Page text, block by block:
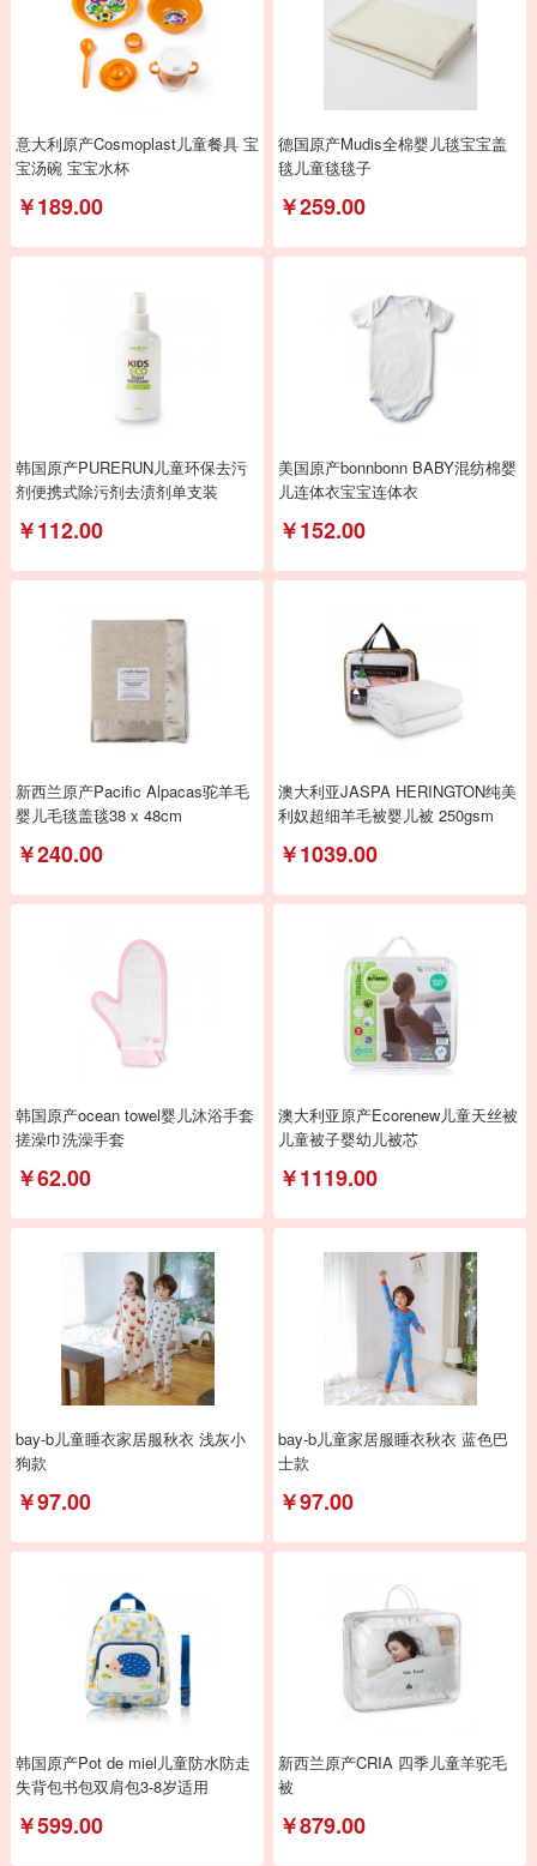
意大利原产Cosmoplast儿童餐具 宝
宝汤碗 宝宝水杯
￥189.00
德国原产Mudis全棉婴儿毯宝宝盖
毯儿童毯毯子
￥259.00
韩国原产PURERUN儿童环保去污
剂便携式除污剂去渍剂单支装
￥112.00
美国原产bonnbonn BABY混纺棉婴
儿连体衣宝宝连体衣
￥152.00
新西兰原产Pacific Alpacas驼羊毛
婴儿毛毯盖毯38 x 48cm
￥240.00
澳大利亚JASPA HERINGTON纯美
利奴超细羊毛被婴儿被 250gsm
￥1039.00
韩国原产ocean towel婴儿沐浴手套
搓澡巾洗澡手套
￥62.00
澳大利亚原产Ecorenew儿童天丝被
儿童被子婴幼儿被芯
￥1119.00
bay-b儿童睡衣家居服秋衣 浅灰小
狗款
￥97.00
bay-b儿童家居服睡衣秋衣 蓝色巴
士款
￥97.00
韩国原产Pot de miel儿童防水防走
失背包书包双肩包3-8岁适用
￥599.00
新西兰原产CRIA 四季儿童羊驼毛
被
￥879.00